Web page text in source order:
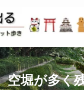
空堀が多く